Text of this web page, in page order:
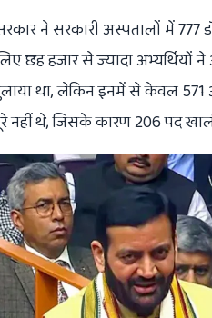
ने सरकारी अस्पतालों में 777
हजार से ज्यादा अभ्यर्थियों ने
था, लेकिन इनमें से केवल 571
नहीं थे, जिसके कारण 206 पद